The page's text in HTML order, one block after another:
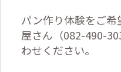
パン作り体験をご
屋さん（082-490-
わせください。